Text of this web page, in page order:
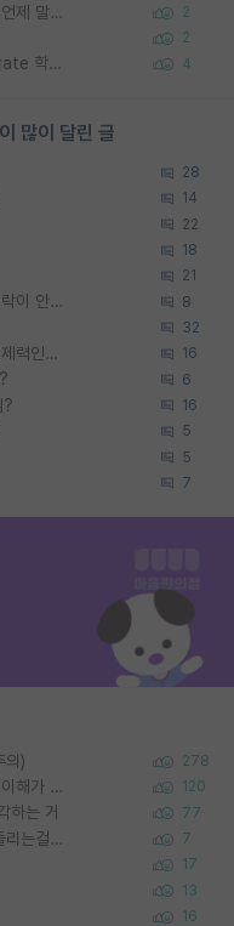
타대학원 컨텍 준비중인데, 지도교수님께는 언제 말씀드려야 할까요? 2
2
우리나라도 학구 열풍보면 Higher Doctorate 학위가 필요하다고 봅니다. 4
많이 달린 글
28
14
22
18
21
석박사 과정 합격하고, 컨택했던교수님이 연락이 안됩니다... 8
32
박사진학하기에 2억은 괜찮은 (?) 정도의 경제력인가요 16
6
? 16
5
5
7
의) 278
대학원생들 교수에게 가스라이팅 당한 것은 이해가 갑니다. 안타깝네요. 120
하는 거 77
왜 후배가 못하는걸 교수님은 내 책임으로 돌리는걸까요? 7
17
13
16